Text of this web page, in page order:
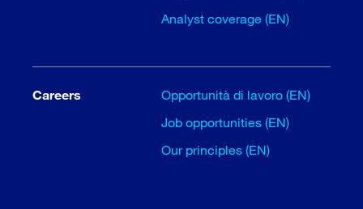
Analyst coverage (EN)
Careers
Opportunità di lavoro (EN)
Job opportunities (EN)
Our principles (EN)